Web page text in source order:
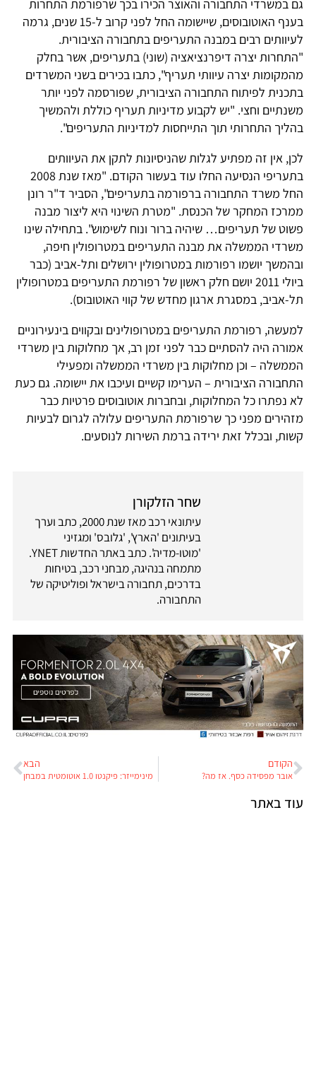
גם במשרדי התחבורה והאוצר הכירו בכך שרפורמת התחרות
בענף האוטובוסים, שיישומה החל לפני קרוב ל-15 שנים, גרמה
לעיוותים רבים במבנה התעריפים בתחבורה הציבורית.
"התחרות יצרה דיפרנציאציה (שוני) בתעריפים, אשר בחלק
מהמקומות יצרה עיוותי תעריף", כתבו בכירים בשני המשרדים
בתכנית לפיתוח התחבורה הציבורית, שפורסמה לפני יותר
משנתיים וחצי. "יש לקבוע מדיניות תעריף כוללת ולהמשיך
בהליך התחרותי תוך התייחסות למדיניות התעריפים".
לכן, אין זה מפתיע לגלות שהניסיונות לתקן את העיוותים
בתעריפי הנסיעה החלו עוד בעשור הקודם. "מאז שנת 2008
החל משרד התחבורה ברפורמה בתעריפים", הסביר ד"ר רונן
ממרכז המחקר של הכנסת. "מטרת השינוי היא ליצור מבנה
פשוט של תעריפים… שיהיה ברור ונוח לשימוש". בתחילה שינו
משרדי הממשלה את מבנה התעריפים במטרופולין חיפה,
ובהמשך יושמו רפורמות במטרופולין ירושלים ותל-אביב (כבר
ביולי 2011 יושם חלק ראשון של רפורמת התעריפים במטרופולין
תל-אביב, במסגרת ארגון מחדש של קווי האוטובוס).
למעשה, רפורמת התעריפים במטרופולינים ובקווים בינעירוניים
אמורה היה להסתיים כבר לפני זמן רב, אך מחלוקות בין משרדי
הממשלה – וכן מחלוקות בין משרדי הממשלה ומפעילי
התחבורה הציבורית – הערימו קשיים ועיכבו את יישומה. גם כעת
לא נפתרו כל המחלוקות, ובחברות אוטובוסים פרטיות כבר
מזהירים מפני כך שרפורמת התעריפים עלולה לגרום לבעיות
קשות, ובכלל זאת ירידה ברמת השירות לנוסעים.
שחר הזלקורן
עיתונאי רכב מאז שנת 2000, כתב וערך
בעיתונים 'הארץ', 'גלובס' ומגזיני
'מוטו-מדיה'. כתב באתר החדשות YNET.
מתמחה בנהיגה, מבחני רכב, בטיחות
בדרכים, תחבורה בישראל ופוליטיקה של
התחבורה.
הקודם
אובר מפסידה כסף. אז מה?
הבא
מינימייזר: פיקנטו 1.0 אוטומטית במבחן
עוד באתר